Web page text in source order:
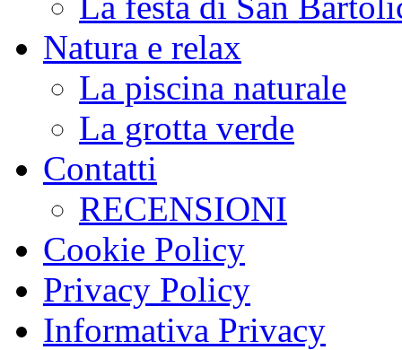
Natura e relax
La piscina naturale
La grotta verde
Contatti
RECENSIONI
Cookie Policy
Privacy Policy
Informativa Privacy